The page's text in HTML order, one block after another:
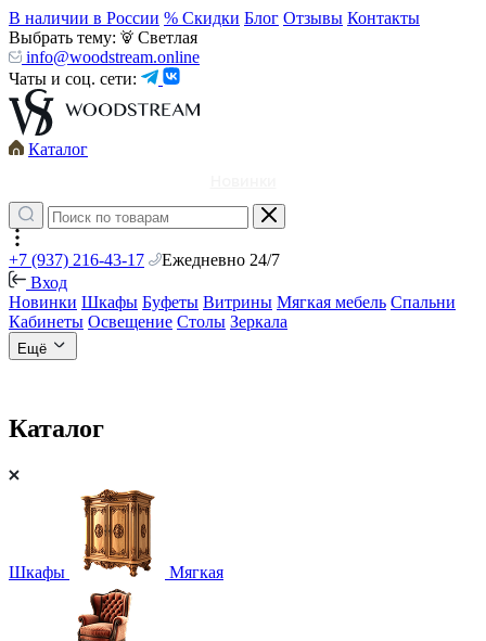
В наличии в России % Скидки Блог Отзывы Контакты
Выбрать тему:
Светлая
info@woodstream.online
Чаты и соц. сети:
Каталог
+7 (937) 216-43-17
Ежедневно 24/7
Вход
Новинки Шкафы Буфеты Витрины Мягкая мебель Спальни
Кабинеты Освещение Столы Зеркала
Ещё
Каталог
Шкафы Мягкая